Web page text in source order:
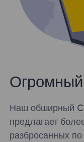
Наш обширный
предлагает
разбросанных